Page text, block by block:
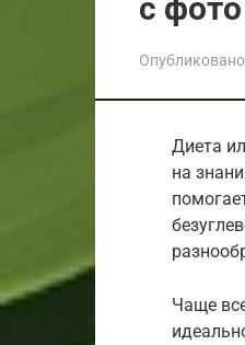
с
Диета
на
Чаще